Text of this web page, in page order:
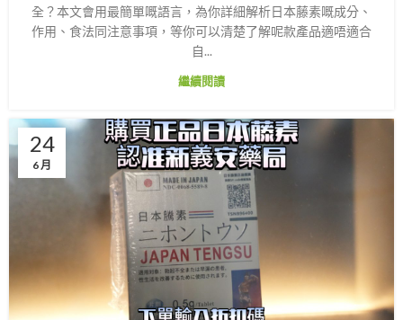
全？本文會用最簡單嘅語言，為你詳細解析日本藤素嘅成分、
作用、食法同注意事項，等你可以清楚了解呢款產品適唔適合
自...
繼續閱讀
24
6 月